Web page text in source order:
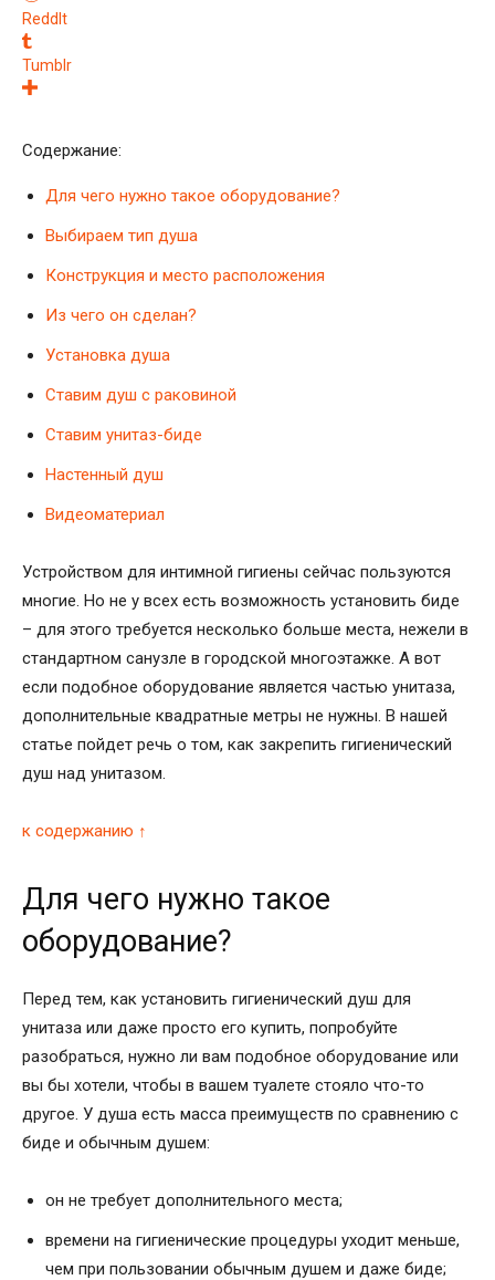
ReddIt
Tumblr
Содержание:
Для чего нужно такое оборудование?
Выбираем тип душа
Конструкция и место расположения
Из чего он сделан?
Установка душа
Ставим душ с раковиной
Ставим унитаз-биде
Настенный душ
Видеоматериал
Устройством для интимной гигиены сейчас пользуются
многие. Но не у всех есть возможность установить биде
– для этого требуется несколько больше места, нежели в
стандартном санузле в городской многоэтажке. А вот
если подобное оборудование является частью унитаза,
дополнительные квадратные метры не нужны. В нашей
статье пойдет речь о том, как закрепить гигиенический
душ над унитазом.
к содержанию ↑
Для чего нужно такое
оборудование?
Перед тем, как установить гигиенический душ для
унитаза или даже просто его купить, попробуйте
разобраться, нужно ли вам подобное оборудование или
вы бы хотели, чтобы в вашем туалете стояло что-то
другое. У душа есть масса преимуществ по сравнению с
биде и обычным душем:
он не требует дополнительного места;
времени на гигиенические процедуры уходит меньше,
чем при пользовании обычным душем и даже биде;